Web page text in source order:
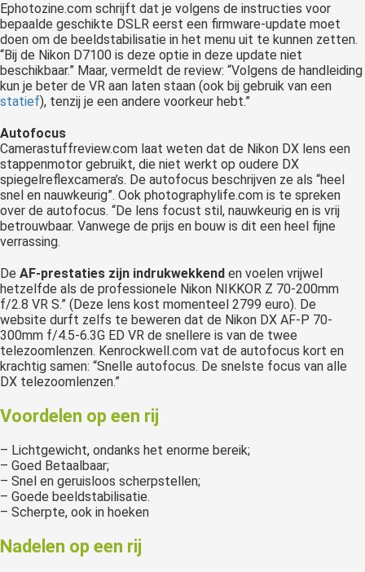
Ephotozine.com schrijft dat je volgens de instructies voor
bepaalde geschikte DSLR eerst een firmware-update moet
doen om de beeldstabilisatie in het menu uit te kunnen zetten.
“Bij de Nikon D7100 is deze optie in deze update niet
beschikbaar.” Maar, vermeldt de review: “Volgens de handleiding
kun je beter de VR aan laten staan (ook bij gebruik van een
statief), tenzij je een andere voorkeur hebt.”
Autofocus
Camerastuffreview.com laat weten dat de Nikon DX lens een
stappenmotor gebruikt, die niet werkt op oudere DX
spiegelreflexcamera’s. De autofocus beschrijven ze als “heel
snel en nauwkeurig”. Ook photographylife.com is te spreken
over de autofocus. “De lens focust stil, nauwkeurig en is vrij
betrouwbaar. Vanwege de prijs en bouw is dit een heel fijne
verrassing.
De AF-prestaties zijn indrukwekkend en voelen vrijwel
hetzelfde als de professionele Nikon NIKKOR Z 70-200mm
f/2.8 VR S.” (Deze lens kost momenteel 2799 euro). De
website durft zelfs te beweren dat de Nikon DX AF-P 70-
300mm f/4.5-6.3G ED VR de snellere is van de twee
telezoomlenzen. Kenrockwell.com vat de autofocus kort en
krachtig samen: “Snelle autofocus. De snelste focus van alle
DX telezoomlenzen.”
Voordelen op een rij
– Lichtgewicht, ondanks het enorme bereik;
– Goed Betaalbaar;
– Snel en geruisloos scherpstellen;
– Goede beeldstabilisatie.
– Scherpte, ook in hoeken
Nadelen op een rij